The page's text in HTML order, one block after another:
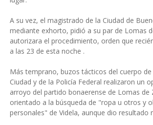
A su vez, el magistrado de la Ciudad de
mediante exhorto, pidió a su par de Lomas
autorizara el procedimiento, orden que
a las 23 de esta noche .
Más temprano, buzos tácticos del cuerpo
Ciudad y de la Policía Federal realizaron un
arroyo del partido bonaerense de Lomas de
orientado a la búsqueda de "ropa u otros y
personales" de Videla, aunque dio resultado